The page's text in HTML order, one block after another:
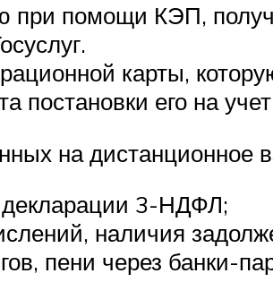
при помощи КЭП,
карты,
постановки его на
на
декларации 3-НДФЛ;
наличия
пени через банки-